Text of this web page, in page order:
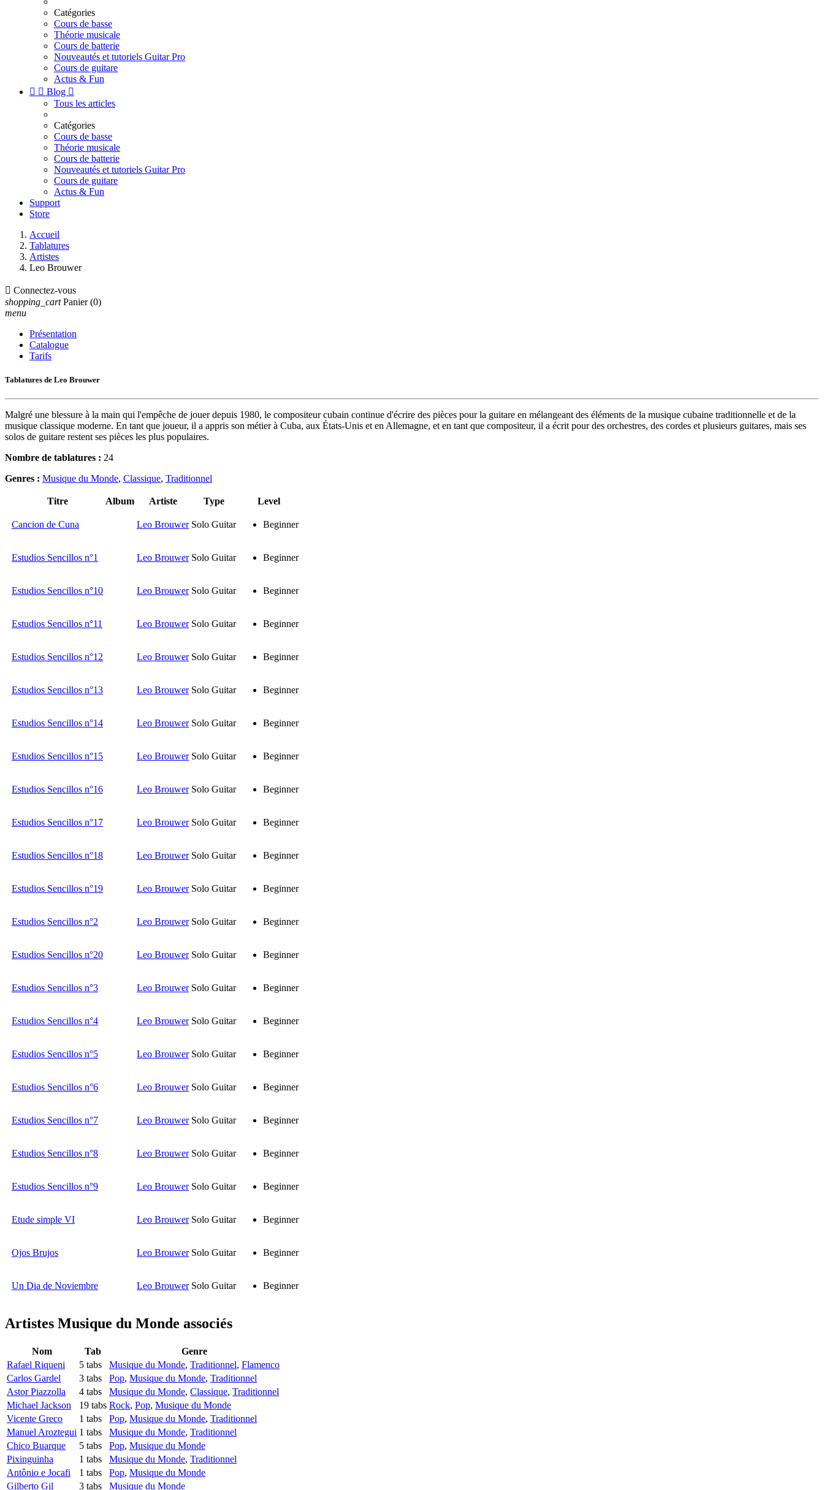
Catégories
Cours de basse
Théorie musicale
Cours de batterie
Nouveautés et tutoriels Guitar Pro
Cours de guitare
Actus & Fun
  Blog 
Tous les articles
Catégories
Cours de basse
Théorie musicale
Cours de batterie
Nouveautés et tutoriels Guitar Pro
Cours de guitare
Actus & Fun
Support
Store
Accueil
Tablatures
Artistes
Leo Brouwer
 Connectez-vous
shopping_cart Panier (0)
menu
Présentation
Catalogue
Tarifs
Tablatures de Leo Brouwer
Malgré une blessure à la main qui l'empêche de jouer depuis 1980, le compositeur cubain continue d'écrire des pièces pour la guitare en mélangeant des éléments de la musique cubaine traditionnelle et de la
musique classique moderne. En tant que joueur, il a appris son métier à Cuba, aux États-Unis et en Allemagne, et en tant que compositeur, il a écrit pour des orchestres, des cordes et plusieurs guitares, mais ses
solos de guitare restent ses pièces les plus populaires.
Nombre de tablatures : 24
Genres : Musique du Monde, Classique, Traditionnel
Titre Album Artiste Type Level
Cancion de Cuna Leo Brouwer Solo Guitar Beginner
Estudios Sencillos n°1 Leo Brouwer Solo Guitar Beginner
Estudios Sencillos n°10 Leo Brouwer Solo Guitar Beginner
Estudios Sencillos n°11 Leo Brouwer Solo Guitar Beginner
Estudios Sencillos n°12 Leo Brouwer Solo Guitar Beginner
Estudios Sencillos n°13 Leo Brouwer Solo Guitar Beginner
Estudios Sencillos n°14 Leo Brouwer Solo Guitar Beginner
Estudios Sencillos n°15 Leo Brouwer Solo Guitar Beginner
Estudios Sencillos n°16 Leo Brouwer Solo Guitar Beginner
Estudios Sencillos n°17 Leo Brouwer Solo Guitar Beginner
Estudios Sencillos n°18 Leo Brouwer Solo Guitar Beginner
Estudios Sencillos n°19 Leo Brouwer Solo Guitar Beginner
Estudios Sencillos n°2 Leo Brouwer Solo Guitar Beginner
Estudios Sencillos n°20 Leo Brouwer Solo Guitar Beginner
Estudios Sencillos n°3 Leo Brouwer Solo Guitar Beginner
Estudios Sencillos n°4 Leo Brouwer Solo Guitar Beginner
Estudios Sencillos n°5 Leo Brouwer Solo Guitar Beginner
Estudios Sencillos n°6 Leo Brouwer Solo Guitar Beginner
Estudios Sencillos n°7 Leo Brouwer Solo Guitar Beginner
Estudios Sencillos n°8 Leo Brouwer Solo Guitar Beginner
Estudios Sencillos n°9 Leo Brouwer Solo Guitar Beginner
Etude simple VI Leo Brouwer Solo Guitar Beginner
Ojos Brujos Leo Brouwer Solo Guitar Beginner
Un Dia de Noviembre Leo Brouwer Solo Guitar Beginner
Artistes Musique du Monde associés
Nom Tab
Genre
Rafael Riqueni
5 tabs Musique du Monde, Traditionnel, Flamenco
Carlos Gardel
3 tabs Pop, Musique du Monde, Traditionnel
Astor Piazzolla
4 tabs Musique du Monde, Classique, Traditionnel
Michael Jackson
19 tabs Rock, Pop, Musique du Monde
Vicente Greco
1 tabs Pop, Musique du Monde, Traditionnel
Manuel Aroztegui 1 tabs Musique du Monde, Traditionnel
Chico Buarque
5 tabs Pop, Musique du Monde
Pixinguinha
1 tabs Musique du Monde, Traditionnel
Antônio e Jocafi
1 tabs Pop, Musique du Monde
Gilberto Gil
3 tabs Musique du Monde